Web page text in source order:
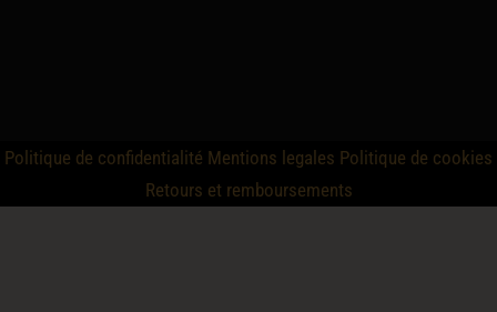
Politique de confidentialité Mentions legales Politique de cookies
Retours et remboursements